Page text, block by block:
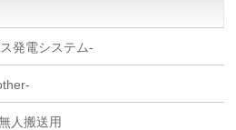
発電システム-
人搬送用